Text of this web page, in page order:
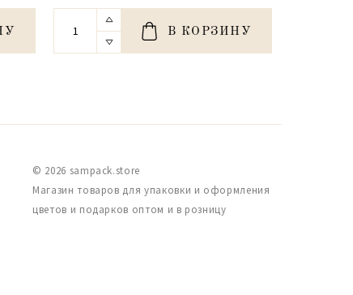
В КОРЗИНУ
© 2026 sampack.store
Магазин товаров для упаковки и оформления
цветов и подарков оптом и в розницу